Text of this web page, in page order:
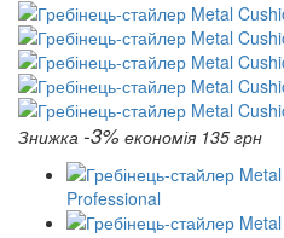
Знижка -3% економія 135 грн